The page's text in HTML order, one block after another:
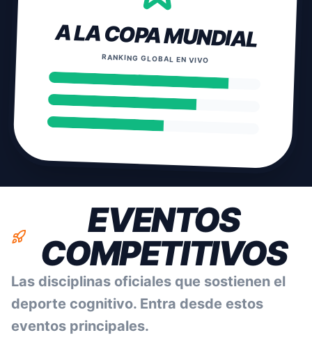
A LA COPA MUNDIAL
RANKING GLOBAL EN VIVO
EVENTOS
COMPETITIVOS
Las disciplinas oficiales que sostienen el
deporte cognitivo. Entra desde estos
eventos principales.